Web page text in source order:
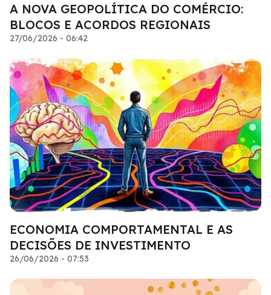
A NOVA GEOPOLÍTICA DO COMÉRCIO:
BLOCOS E ACORDOS REGIONAIS
27/06/2026 - 06:42
ECONOMIA COMPORTAMENTAL E AS
DECISÕES DE INVESTIMENTO
26/06/2026 - 07:53